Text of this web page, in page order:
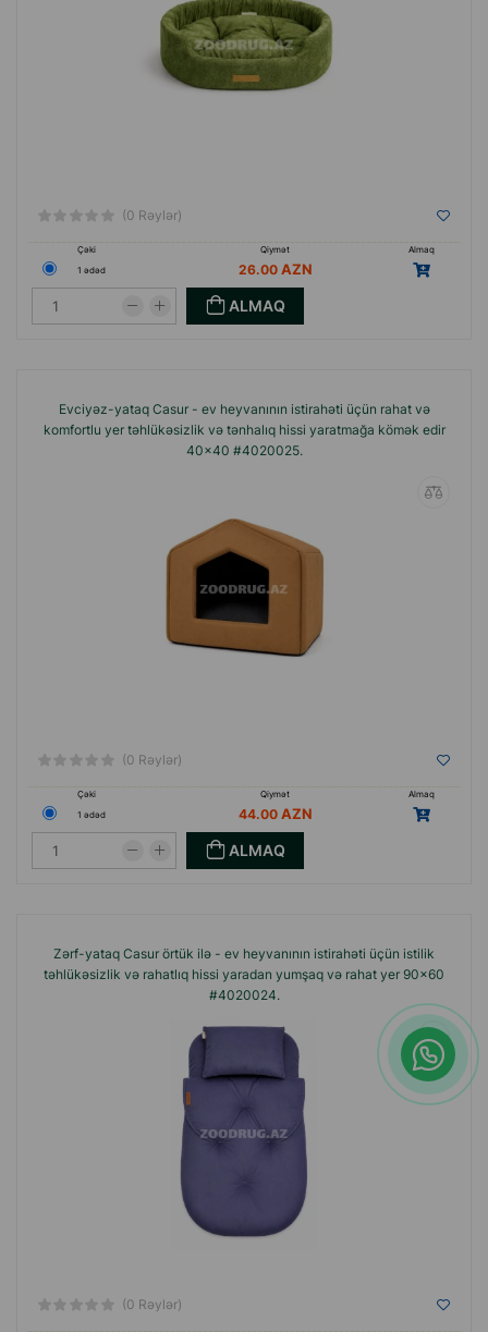
(0 Rəylər)
Çəki Qiymət
Almaq
1 ədəd
26.00
ALMAQ
Evciyəz-yataq Casur - ev heyvanının istirahəti üçün rahat və
komfortlu yer təhlükəsizlik və tənhalıq hissi yaratmağa kömək edir
40x40 #4020025.
(0 Rəylər)
Çəki Qiymət
Almaq
1 ədəd
44.00
ALMAQ
Zərf-yataq Casur örtük ilə - ev heyvanının istirahəti üçün istilik
təhlükəsizlik və rahatlıq hissi yaradan yumşaq və rahat yer 90x60
#4020024.
(0 Rəylər)